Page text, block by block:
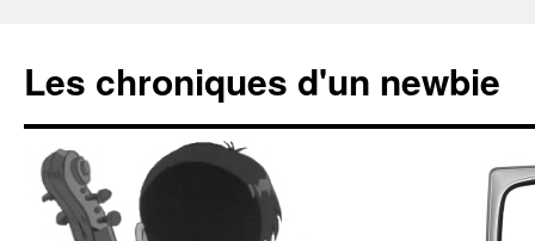
Les chroniques d'un newbie